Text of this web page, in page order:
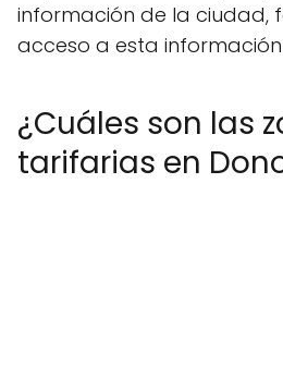
información de la ciudad,
acceso a esta
¿Cuáles son las
tarifarias en